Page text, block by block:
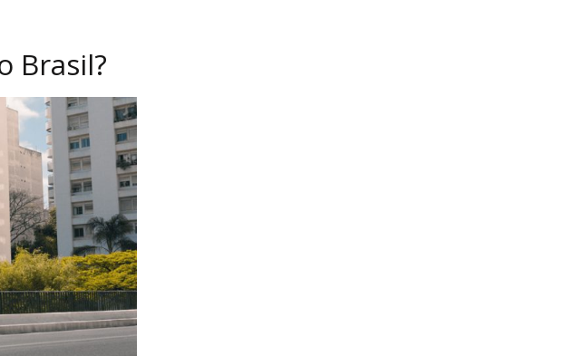
Brasil?